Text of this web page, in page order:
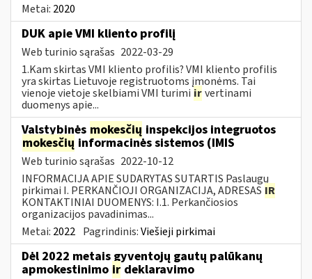
Metai: 2020
DUK apie VMI kliento profilį
Web turinio sąrašas 2022-03-29
1.Kam skirtas VMI kliento profilis? VMI kliento profilis
yra skirtas Lietuvoje registruotoms įmonėms. Tai
vienoje vietoje skelbiami VMI turimi irvertinami
duomenys apie...
Valstybinės mokesčių inspekcijos integruotos
mokesčių informacinės sistemos (IMIS
Web turinio sąrašas 2022-10-12
INFORMACIJA APIE SUDARYTAS SUTARTIS Paslaugų
pirkimai I. PERKANČIOJI ORGANIZACIJA, ADRESAS IR
KONTAKTINIAI DUOMENYS: I.1. Perkančiosios
organizacijos pavadinimas...
Metai: 2022 Pagrindinis:Viešieji pirkimai
Dėl 2022 metais gyventojų gautų palūkanų
apmokestinimo ir deklaravimo